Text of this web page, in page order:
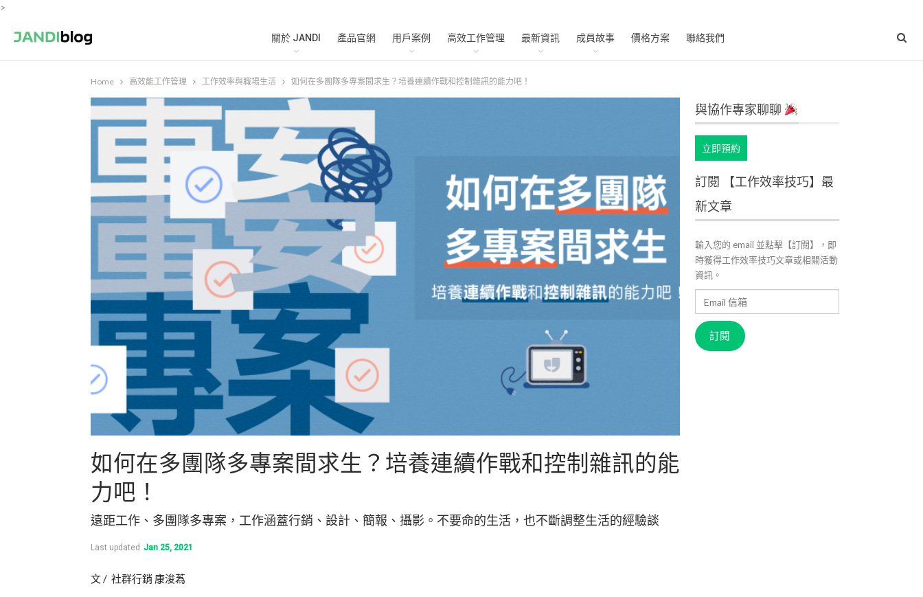
>
關於 JANDI 產品官網 用戶案例 高效工作管理 最新資訊 成員故事 價格方案 聯絡我們
Home 高效能工作管理 工作效率與職場生活 如何在多團隊多專案間求生？培養連續作戰和控制雜訊的能力吧！
如何在多團隊多專案間求生？培養連續作戰和控制雜訊的能
力吧！
遠距工作、多團隊多專案，工作涵蓋行銷、設計、簡報、攝影。不要命的生活，也不斷調整生活的經驗談
Last updated Jan 25, 2021
文 / 社群行銷 康浚蒍
與協作專家聊聊
立即預約
訂閱 【工作效率技巧】最
新文章
輸入您的 email 並點擊【訂閱】，即
時獲得工作效率技巧文章或相關活動
資訊。
信
箱
訂閱